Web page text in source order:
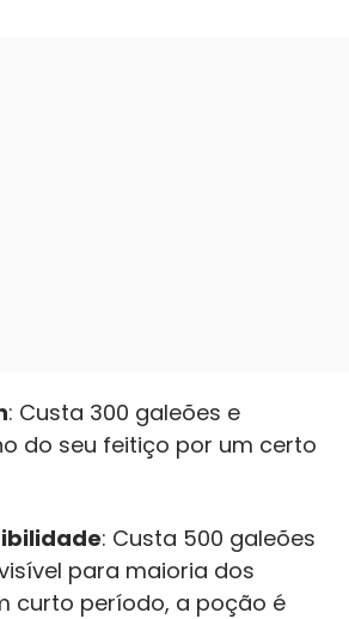
: Custa 300 galeões e
do seu feitiço por um certo
: Custa 500 galeões
para maioria dos
curto período, a poção é